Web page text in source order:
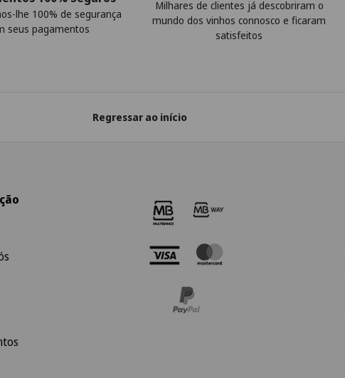
lhe 100% de segurança
seus pagamentos
Milhares de clientes já descobriram o
mundo dos vinhos connosco e ficaram
satisfeitos
Regressar ao início